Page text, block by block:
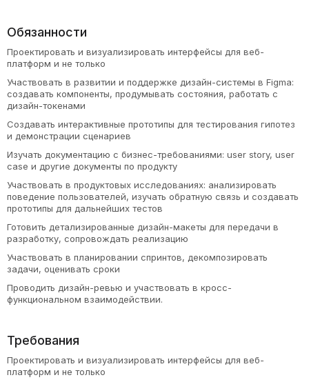
Обязанности
Проектировать и визуализировать интерфейсы для веб-
платформ и не только
Участвовать в развитии и поддержке дизайн-системы в Figma:
создавать компоненты, продумывать состояния, работать с
дизайн-токенами
Создавать интерактивные прототипы для тестирования гипотез
и демонстрации сценариев
Изучать документацию с бизнес-требованиями: user story, user
case и другие документы по продукту
Участвовать в продуктовых исследованиях: анализировать
поведение пользователей, изучать обратную связь и создавать
прототипы для дальнейших тестов
Готовить детализированные дизайн-макеты для передачи в
разработку, сопровождать реализацию
Участвовать в планировании спринтов, декомпозировать
задачи, оценивать сроки
Проводить дизайн-ревью и участвовать в кросс-
функциональном взаимодействии.
Требования
Проектировать и визуализировать интерфейсы для веб-
платформ и не только